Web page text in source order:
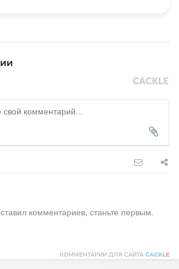
комментариев, станьте первым.
КОММЕНТАРИИ ДЛЯ САЙТА CACKLE